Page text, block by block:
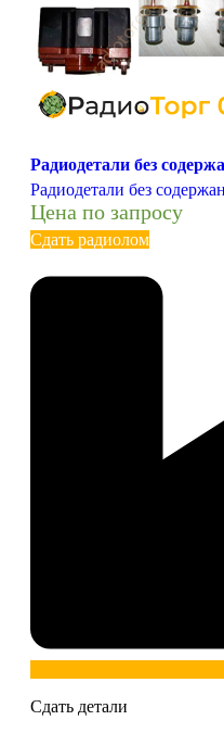
Радиодетали без
Радиодетали без
Цена по запросу
Сдать радиолом
Сдать детали